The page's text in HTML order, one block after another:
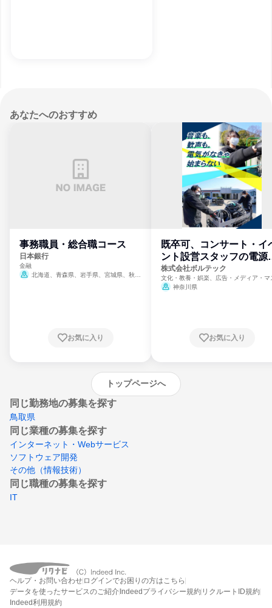
あなたへのおすすめ
事務職員・総合職コース
日本銀行
金融
北海道、青森県、岩手県、宮城県、秋田
崎県、熊本県、大分県、宮崎県、鹿児島県、
お気に入り
既卒可、コンサート・イ
ント設営スタッフの電源
門
株式会社ボルテック
文化・教養・娯楽、広告・メディア・マ
ミ、電力・ガス・水道・エネルギー
神奈川県
お気に入り
トップページへ
同じ勤務地の募集を探す
鳥取県
同じ業種の募集を探す
インターネット・Webサービス
ソフトウェア開発
その他（情報技術）
同じ職種の募集を探す
IT
ヘルプ・お問い合わせ ログインでお困りの方はこちら
データを使ったサービスのご紹介Indeedプライバシー規約 リクルートID規約
Indeed利用規約